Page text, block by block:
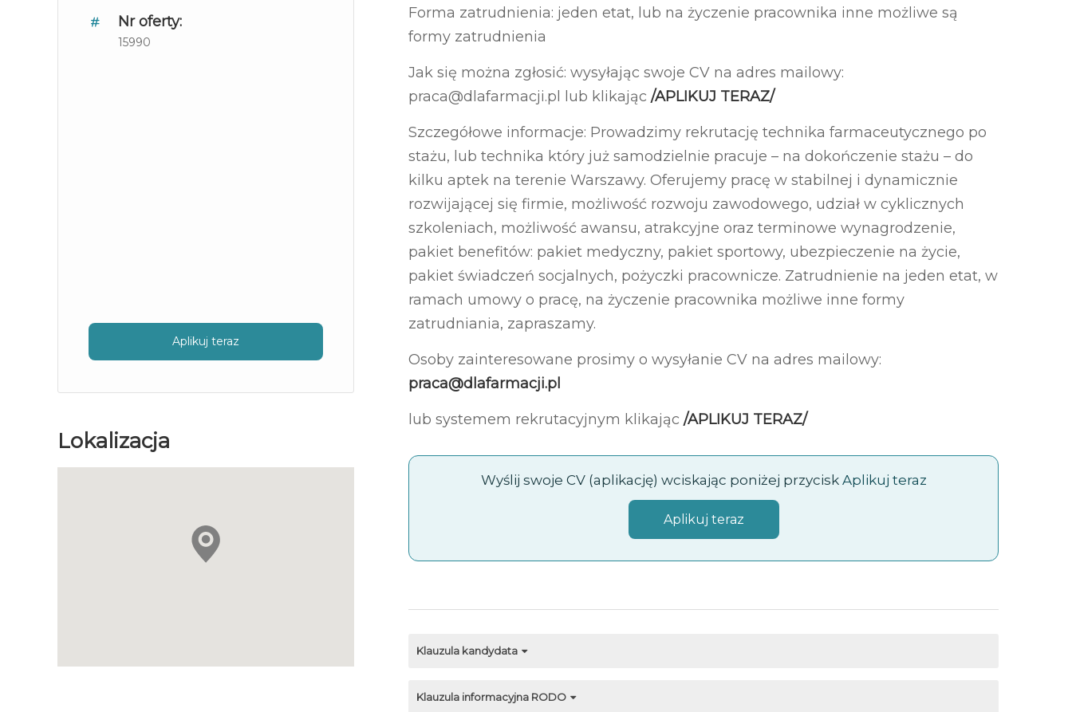
Nr oferty:
15990
Aplikuj teraz
Lokalizacja
Forma zatrudnienia: jeden etat, lub na życzenie pracownika inne możliwe są
formy zatrudnienia
Jak się można zgłosić: wysyłając swoje CV na adres mailowy:
praca@dlafarmacji.pl lub klikając /APLIKUJ TERAZ/
Szczegółowe informacje: Prowadzimy rekrutację technika farmaceutycznego po
stażu, lub technika który już samodzielnie pracuje – na dokończenie stażu – do
kilku aptek na terenie Warszawy. Oferujemy pracę w stabilnej i dynamicznie
rozwijającej się firmie, możliwość rozwoju zawodowego, udział w cyklicznych
szkoleniach, możliwość awansu, atrakcyjne oraz terminowe wynagrodzenie,
pakiet benefitów: pakiet medyczny, pakiet sportowy, ubezpieczenie na życie,
pakiet świadczeń socjalnych, pożyczki pracownicze. Zatrudnienie na jeden etat, w
ramach umowy o pracę, na życzenie pracownika możliwe inne formy
zatrudniania, zapraszamy.
Osoby zainteresowane prosimy o wysyłanie CV na adres mailowy:
praca@dlafarmacji.pl
lub systemem rekrutacyjnym klikając /APLIKUJ TERAZ/
Wyślij swoje CV (aplikację) wciskając poniżej przycisk Aplikuj teraz
Aplikuj teraz
Klauzula kandydata
Klauzula informacyjna RODO